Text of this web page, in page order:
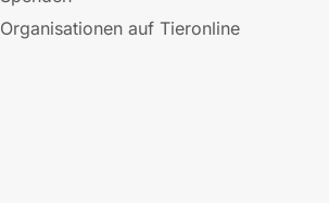
Organisationen auf Tieronline